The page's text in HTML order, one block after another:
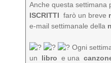
Anche questa settimana
ISCRITTI farò un breve
e-mail settimanale della
Ogni
un libro e una